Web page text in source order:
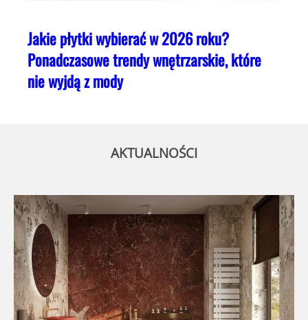
Jakie płytki wybierać w 2026 roku?
Ponadczasowe trendy wnętrzarskie, które
nie wyjdą z mody
AKTUALNOŚCI